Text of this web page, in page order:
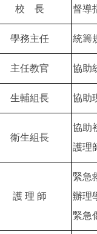
校 長 督導
學務主任 統籌
主任教官 協助
生輔組長 協助
衛生組長
協助
護理
護 理 師
緊急
辦理
緊急